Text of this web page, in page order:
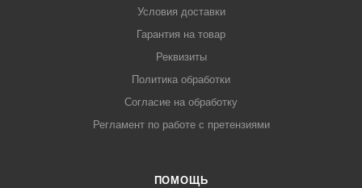
Условия доставки
Гарантия на товар
Реквизиты
Политика обработки
Согласие на обработку
Регламент по работе с претензиями
ПОМОЩЬ